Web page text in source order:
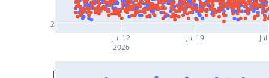
Jul 12
2026
Jul 19
2